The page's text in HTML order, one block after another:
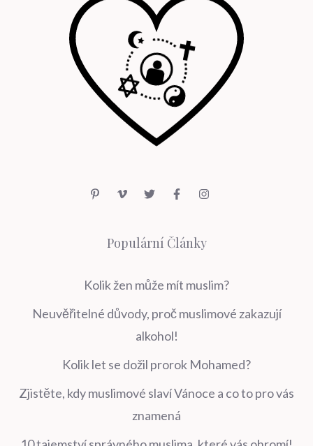
Populární Články
Kolik žen může mít muslim?
Neuvěřitelné důvody, proč muslimové zakazují
alkohol!
Kolik let se dožil prorok Mohamed?
Zjistěte, kdy muslimové slaví Vánoce a co to pro vás
znamená